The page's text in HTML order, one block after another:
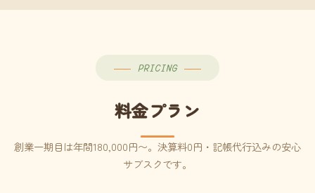
PRICING
料金プラン
創業一期目は年間180,000円〜。決算料0円・記帳代行込みの安心
サブスクです。